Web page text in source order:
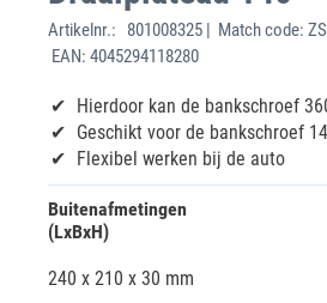
Artikelnr.:
801008325 | Match code:
EAN: 4045294118280
Hierdoor kan de bankschroef
Geschikt voor de bankschroef
Flexibel werken bij de auto
Buitenafmetingen
(LxBxH)
240 x 210 x 30 mm